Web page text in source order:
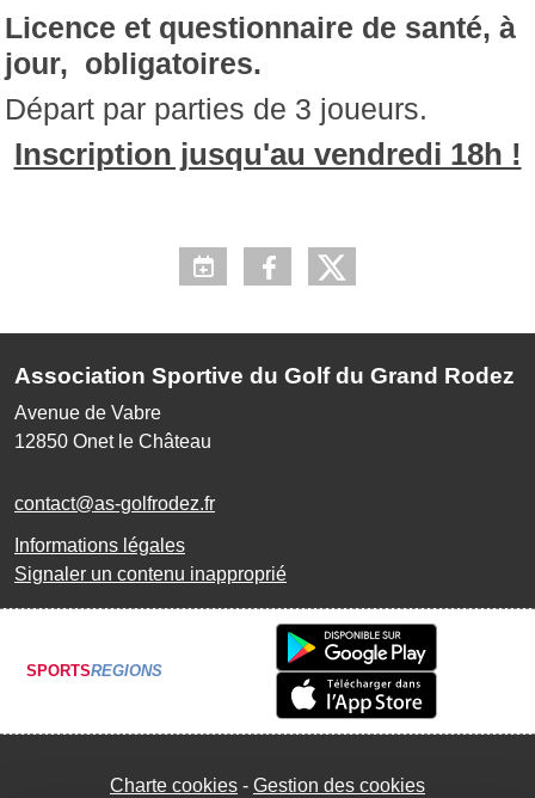
Licence et questionnaire de santé, à
jour, obligatoires.
Départ par parties de 3 joueurs.
Inscription jusqu'au vendredi 18h !
Association Sportive du Golf du Grand Rodez
Avenue de Vabre
12850 Onet le Château
contact@as-golfrodez.fr
Informations légales
Signaler un contenu inapproprié
SPORTSREGIONS
Charte cookies Gestion des cookies